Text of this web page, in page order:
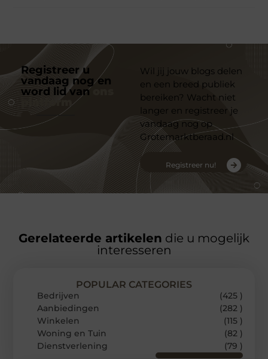
Registreer u
vandaag nog en
word lid van
platform
Wil jij jouw blogs delen
en een breed publiek
bereiken? Wacht niet
langer en registreer je
vandaag nog op
Grotemarktberaad.nl
Registreer nu!
Gerelateerde artikelen die u mogelijk
interesseren
POPULAR CATEGORIES
Bedrijven
(425 )
Aanbiedingen
(282 )
Winkelen
(115 )
Woning en Tuin
(82 )
Dienstverlening
(79 )